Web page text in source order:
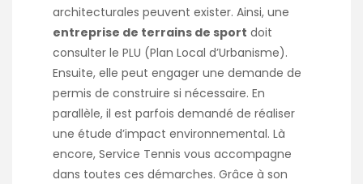
architecturales peuvent exister. Ainsi, une
entreprise de terrains de sport doit
consulter le PLU (Plan Local d’Urbanisme).
Ensuite, elle peut engager une demande de
permis de construire si nécessaire. En
parallèle, il est parfois demandé de réaliser
une étude d’impact environnemental. Là
encore, Service Tennis vous accompagne
dans toutes ces démarches. Grâce à son